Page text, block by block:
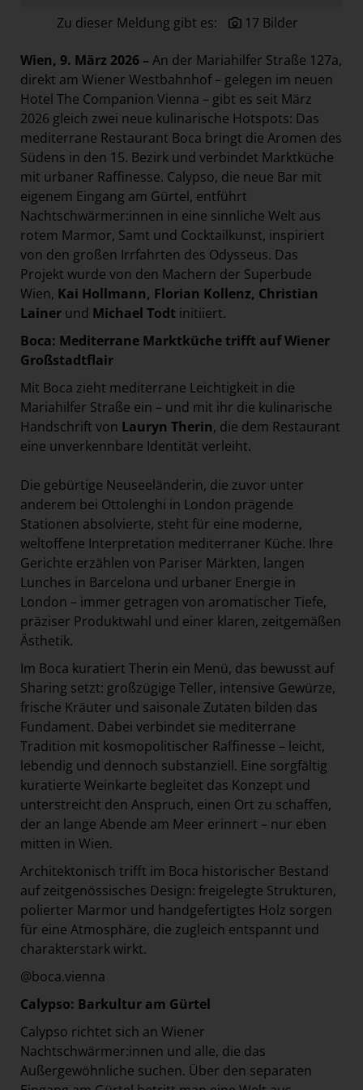
section.d
Swiss Life Select
The Companion
The Hoxton
Unibail-Rodamco-Westfield
Vöslauer
MEDIA
KONTAKT
Zu dieser Meldung gibt es: 17 Bilder
Wien, 9. März 2026 – An der Mariahilfer Straße 127a,
direkt am Wiener Westbahnhof – gelegen im neuen
Hotel The Companion Vienna – gibt es seit März
2026 gleich zwei neue kulinarische Hotspots: Das
mediterrane Restaurant Boca bringt die Aromen des
Südens in den 15. Bezirk und verbindet Marktküche
mit urbaner Raffinesse. Calypso, die neue Bar mit
eigenem Eingang am Gürtel, entführt
Nachtschwärmer:innen in eine sinnliche Welt aus
rotem Marmor, Samt und Cocktailkunst, inspiriert
von den großen Irrfahrten des Odysseus. Das
Projekt wurde von den Machern der Superbude
Wien, Kai Hollmann, Florian Kollenz, Christian
Lainer und Michael Todt initiiert.
Boca: Mediterrane Marktküche trifft auf Wiener
Großstadtflair
Mit Boca zieht mediterrane Leichtigkeit in die
Mariahilfer Straße ein – und mit ihr die kulinarische
Handschrift von Lauryn Therin, die dem Restaurant
eine unverkennbare Identität verleiht.
Die gebürtige Neuseeländerin, die zuvor unter
anderem bei Ottolenghi in London prägende
Stationen absolvierte, steht für eine moderne,
weltoffene Interpretation mediterraner Küche. Ihre
Gerichte erzählen von Pariser Märkten, langen
Lunches in Barcelona und urbaner Energie in
London – immer getragen von aromatischer Tiefe,
präziser Produktwahl und einer klaren, zeitgemäßen
Ästhetik.
Im Boca kuratiert Therin ein Menü, das bewusst auf
Sharing setzt: großzügige Teller, intensive Gewürze,
frische Kräuter und saisonale Zutaten bilden das
Fundament. Dabei verbindet sie mediterrane
Tradition mit kosmopolitischer Raffinesse – leicht,
lebendig und dennoch substanziell. Eine sorgfältig
kuratierte Weinkarte begleitet das Konzept und
unterstreicht den Anspruch, einen Ort zu schaffen,
der an lange Abende am Meer erinnert – nur eben
mitten in Wien.
Architektonisch trifft im Boca historischer Bestand
auf zeitgenössisches Design: freigelegte Strukturen,
polierter Marmor und handgefertigtes Holz sorgen
für eine Atmosphäre, die zugleich entspannt und
charakterstark wirkt.
@boca.vienna
Calypso: Barkultur am Gürtel
Calypso richtet sich an Wiener
Nachtschwärmer:innen und alle, die das
Außergewöhnliche suchen. Über den separaten